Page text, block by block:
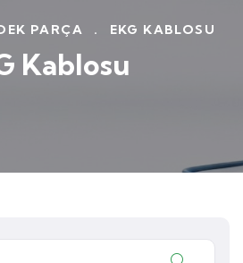
PARÇA . EKG KABLOSU
Kablosu